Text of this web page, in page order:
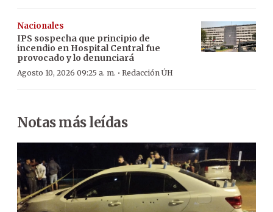
Nacionales
IPS sospecha que principio de
incendio en Hospital Central fue
provocado y lo denunciará
Agosto 10, 2026 09:25 a. m. · Redacción ÚH
Notas más leídas